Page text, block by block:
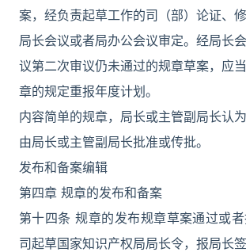
案，经负责起草工作的司（部）论证、
局长会议或者局办公会议审定。经局长
议第二次审议仍未通过的规章草案，应
章的规定重报年度计划。
内容简单的规章，局长或主管副局长认
由局长或主管副局长批准或传批。
发布和备案编辑
第四章 规章的发布和备案
第十四条 规章的发布规章草案通过或
司起草国家知识产权局局长令，报局长签